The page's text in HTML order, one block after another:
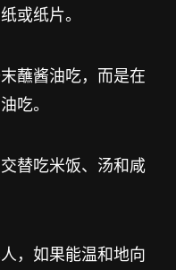
或纸片。
蘸酱油吃，而是在
吃。
替吃米饭、汤和咸
，如果能温和地向